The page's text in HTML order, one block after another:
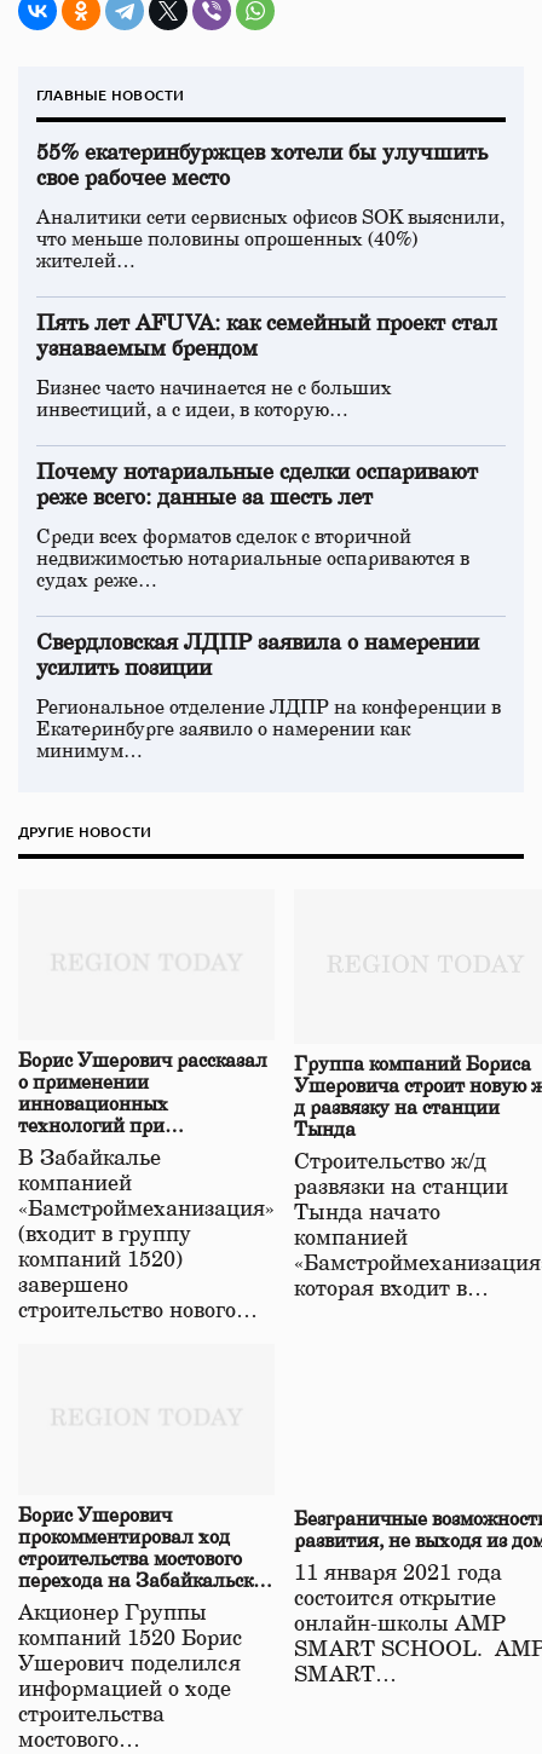
ГЛАВНЫЕ НОВОСТИ
55% екатеринбуржцев хотели бы улучшить
свое рабочее место
Аналитики сети сервисных офисов SOK выяснили,
что меньше половины опрошенных (40%)
жителей…
Пять лет AFUVA: как семейный проект стал
узнаваемым брендом
Бизнес часто начинается не с больших
инвестиций, а с идеи, в которую…
Почему нотариальные сделки оспаривают
реже всего: данные за шесть лет
Среди всех форматов сделок с вторичной
недвижимостью нотариальные оспариваются в
судах реже…
Свердловская ЛДПР заявила о намерении
усилить позиции
Региональное отделение ЛДПР на конференции в
Екатеринбурге заявило о намерении как
минимум…
ДРУГИЕ НОВОСТИ
Борис Ушерович рассказал
о применении
инновационных
технологий при
строительстве нового моста
в Забайкалье
В Забайкалье
компанией
«Бамстроймеханизация»
(входит в группу
компаний 1520)
завершено
строительство нового…
Группа компаний Бориса
Ушеровича строит новую
д развязку на станции
Тында
Строительство ж/д
развязки на станции
Тында начато
компанией
которая входит в…
Борис Ушерович
прокомментировал ход
строительства мостового
перехода на Забайкальской
железной дороге
Акционер Группы
компаний 1520 Борис
Ушерович поделился
информацией о ходе
строительства
мостового…
Безграничные
развития, не выходя из
11 января 2021 года
состоится открытие
онлайн-школы АМР
SMART SCHOOL.
SMART…